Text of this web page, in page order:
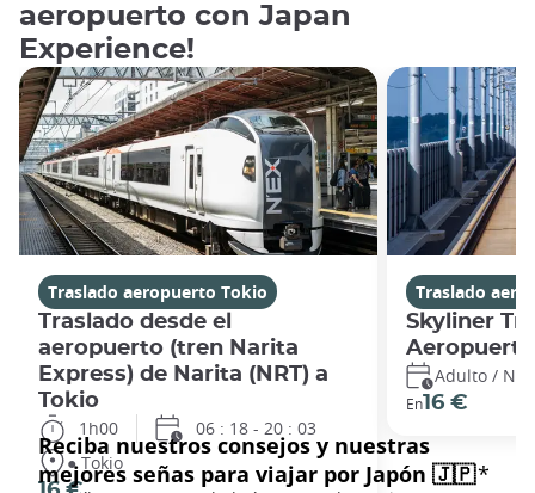
aeropuerto con Japan
Experience!
Traslado aeropuerto Tokio
Traslado desde el
aeropuerto (tren Narita
Express) de Narita (NRT) a
Tokio
1h00
06 : 18 - 20 : 03
● Tokio
Traslado
Skyliner
Adulto /
En16 €